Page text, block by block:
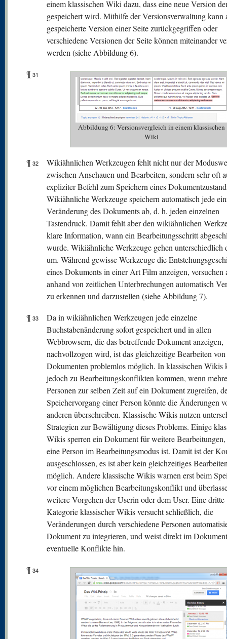
einem klassischen Wiki dazu, dass eine neue Version
gespeichert wird. Mithilfe der Versionsverwaltung kann
gespeicherte Version einer Seite zurückgegriffen oder
verschiedene Versionen der Seite können miteinander
werden (siehe Abbildung 6).
¶ 31
Abbildung 6: Versionsvergleich in einem klassischen
Wiki
¶ 32
Wikiähnlichen Werkzeugen fehlt nicht nur der
zwischen Anschauen und Bearbeiten, sondern sehr oft
expliziter Befehl zum Speichern eines
Wikiähnliche Werkzeuge speichern automatisch jede
Veränderung des Dokuments ab, d. h. jeden einzelnen
Tastendruck. Damit fehlt aber den wikiähnlichen
klare Information, wann ein Bearbeitungsschritt
wurde. Wikiähnliche Werkzeuge gehen unterschiedlich
um. Während gewisse Werkzeuge die
eines Dokuments in einer Art Film anzeigen, versuchen
anhand von zeitlichen Unterbrechungen automatisch
zu erkennen und darzustellen (siehe Abbildung 7).
¶ 33
Da in wikiähnlichen Werkzeugen jede einzelne
Buchstabenänderung sofort gespeichert und in allen
Webbrowsern, die das betreffende Dokument anzeigen,
nachvollzogen wird, ist das gleichzeitige Bearbeiten von
Dokumenten problemlos möglich. In klassischen Wikis
jedoch zu Bearbeitungskonflikten kommen, wenn
Personen zur selben Zeit auf ein Dokument zugreifen,
Speichervorgang einer Person könnte die Änderungen
anderen überschreiben. Klassische Wikis nutzen
Strategien zur Bewältigung dieses Problems. Einige
Wikis sperren ein Dokument für weitere Bearbeitungen,
eine Person im Bearbeitungsmodus ist. Damit ist der
ausgeschlossen, es ist aber kein gleichzeitiges
möglich. Andere klassische Wikis warnen erst beim
vor einem möglichen Bearbeitungskonflikt und
weitere Vorgehen der Userin oder dem User. Eine dritte
Kategorie klassischer Wikis versucht schließlich, die
Veränderungen durch verschiedene Personen
Dokument zu integrieren, und weist direkt im
eventuelle Konflikte hin.
¶ 34